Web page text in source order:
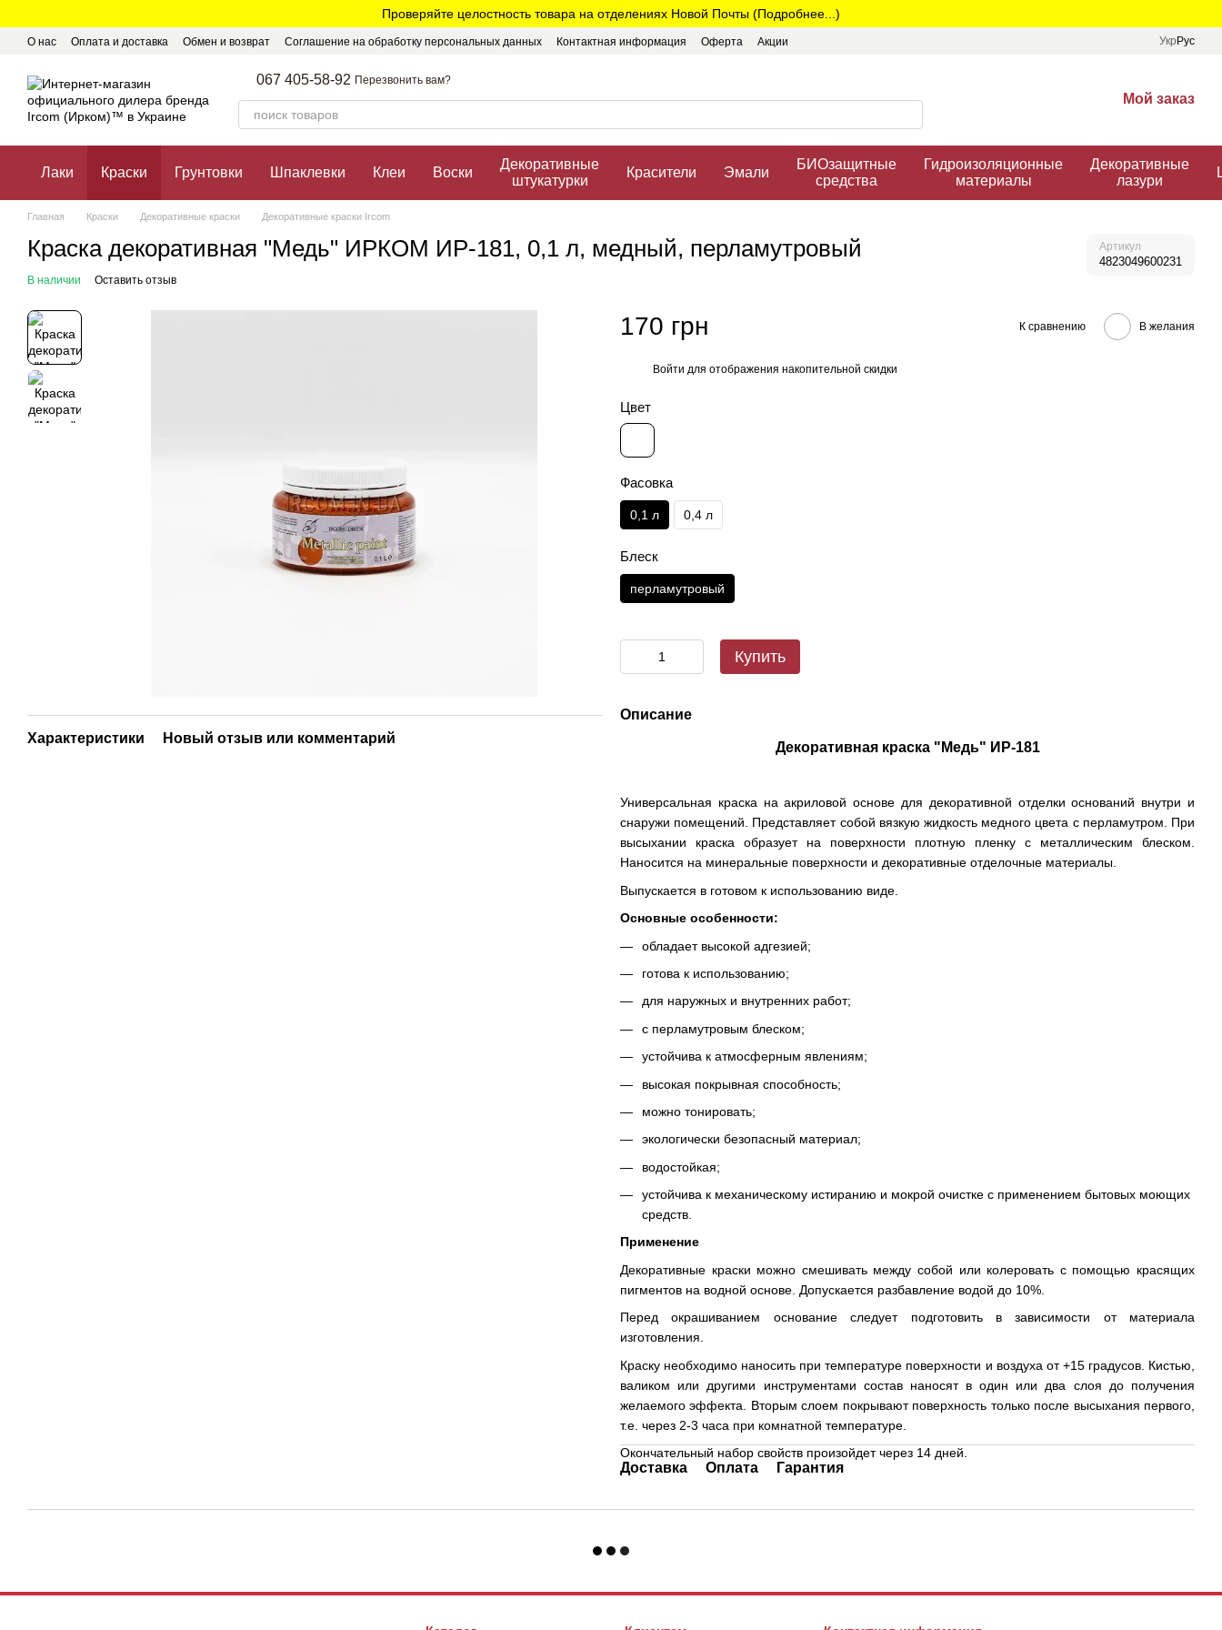
Проверяйте целостность товара на отделениях Новой Почты (Подробнее...)
О нас Оплата и доставка Обмен и возврат Соглашение на обработку персональных данных Контактная информация Оферта Акции Укр Рус
067 405-58-92 Перезвонить вам?
Мой заказ
Лаки Краски Грунтовки Шпаклевки Клеи Воски
Декоративные
штукатурки
Красители Эмали
БИОзащитные
средства
Гидроизоляционные
материалы
Декоративные
лазури
Главная Краски Декоративные краски Декоративные краски Ircom
Краска декоративная "Медь" ИРКОМ ИР-181, 0,1 л, медный, перламутровый Артикул
4823049600231
В наличии Оставить отзыв
Характеристики Новый отзыв или комментарий
170 грн К сравнению В желания
Войти для отображения накопительной скидки
Цвет
Фасовка
0,1 л 0,4 л
Блеск
перламутровый
Купить
Описание
Декоративная краска "Медь" ИР-181
Универсальная краска на акриловой основе для декоративной отделки оснований внутри и
снаружи помещений. Представляет собой вязкую жидкость медного цвета с перламутром. При
высыхании краска образует на поверхности плотную пленку с металлическим блеском.
Наносится на минеральные поверхности и декоративные отделочные материалы.
Выпускается в готовом к использованию виде.
Основные особенности:
обладает высокой адгезией;
готова к использованию;
для наружных и внутренних работ;
с перламутровым блеском;
устойчива к атмосферным явлениям;
высокая покрывная способность;
можно тонировать;
экологически безопасный материал;
водостойкая;
устойчива к механическому истиранию и мокрой очистке с применением бытовых моющих
средств.
Применение
Декоративные краски можно смешивать между собой или колеровать с помощью красящих
пигментов на водной основе. Допускается разбавление водой до 10%.
Перед окрашиванием основание следует подготовить в зависимости от материала
изготовления.
Краску необходимо наносить при температуре поверхности и воздуха от +15 градусов. Кистью,
валиком или другими инструментами состав наносят в один или два слоя до получения
желаемого эффекта. Вторым слоем покрывают поверхность только после высыхания первого,
т.е. через 2-3 часа при комнатной температуре.
Окончательный набор свойств произойдет через 14 дней.
Доставка Оплата Гарантия